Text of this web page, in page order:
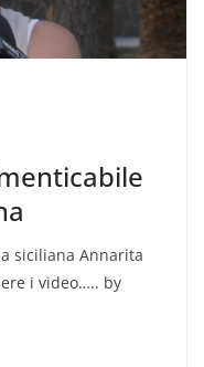
siciliana Annarita
i video….. by